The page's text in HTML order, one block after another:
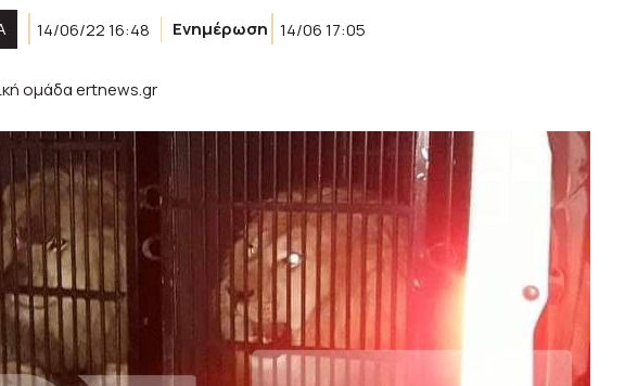
14/06/22 16:48 Ενημέρωση 14/06 17:05
ομάδα ertnews.gr